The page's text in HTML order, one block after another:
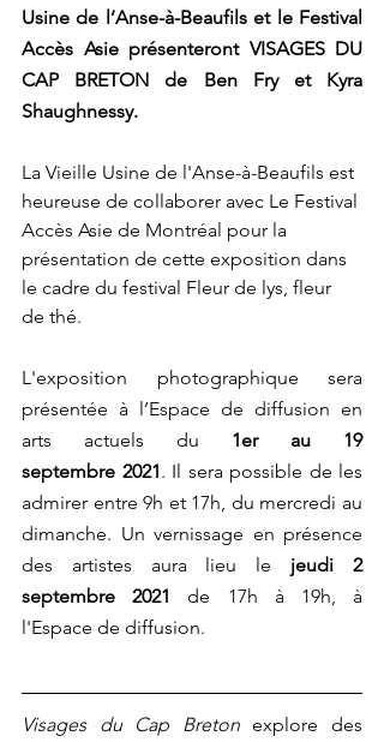
Usine de l’Anse-à-Beaufils et le Festival
Accès Asie présenteront VISAGES DU
CAP BRETON de Ben Fry et Kyra
Shaughnessy.
La Vieille Usine de l'Anse-à-Beaufils est
heureuse de collaborer avec Le Festival
Accès Asie de Montréal pour la
présentation de cette exposition dans
le cadre du festival Fleur de lys, fleur
de thé.
L'exposition photographique sera
présentée à l’Espace de diffusion en
arts actuels du 1er au 19
septembre 2021. Il sera possible de les
admirer entre 9h et 17h, du mercredi au
dimanche. Un vernissage en présence
des artistes aura lieu le jeudi 2
septembre 2021
de 17h à 19h, à
l'Espace de diffusion.
Visages du Cap Breton explore des